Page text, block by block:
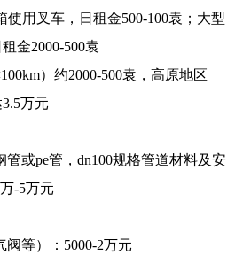
使用叉车，日租金500-100袁；大型
金2000-500袁
）约2000-500袁，高原地区
万元
或pe管，dn100规格管道材料及安
-5万元
等）：5000-2万元